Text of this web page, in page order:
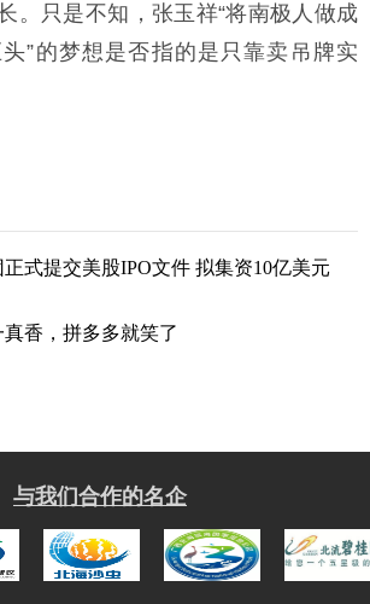
。只是不知，张玉祥“将南极人做成
”的梦想是否指的是只靠卖吊牌实
正式提交美股IPO文件 拟集资10亿美元
真香，拼多多就笑了
与我们合作的名企